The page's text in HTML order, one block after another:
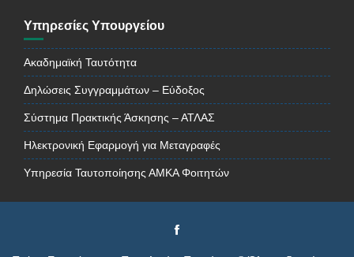
Υπηρεσίες Υπουργείου
Ακαδημαϊκή Ταυτότητα
Δηλώσεις Συγγραμμάτων – Εύδοξος
Σύστημα Πρακτικής Άσκησης – ΑΤΛΑΣ
Ηλεκτρονική Εφαρμογή για Μεταγραφές
Υπηρεσία Ταυτοποίησης ΑΜΚΑ Φοιτητών